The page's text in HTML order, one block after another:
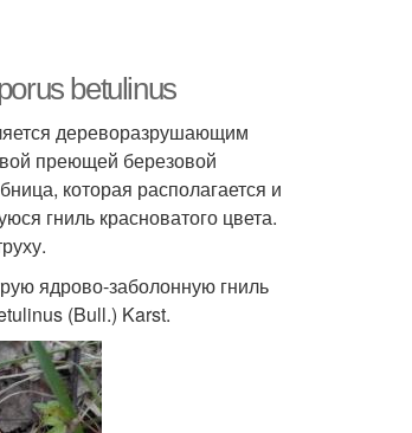
betulinus
дереворазрушающим
преющей березовой
которая располагается и
гниль красноватого цвета.
ядрово-заболонную гниль
(Bull.) Karst.